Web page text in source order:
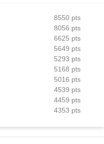
8550 pts
8056 pts
6625 pts
5649 pts
5293 pts
5168 pts
5016 pts
4539 pts
4459 pts
4353 pts